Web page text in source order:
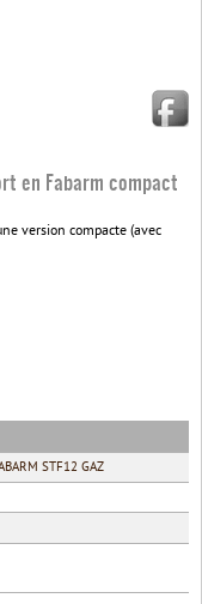
en Fabarm compact
version compacte (avec
STF12 GAZ